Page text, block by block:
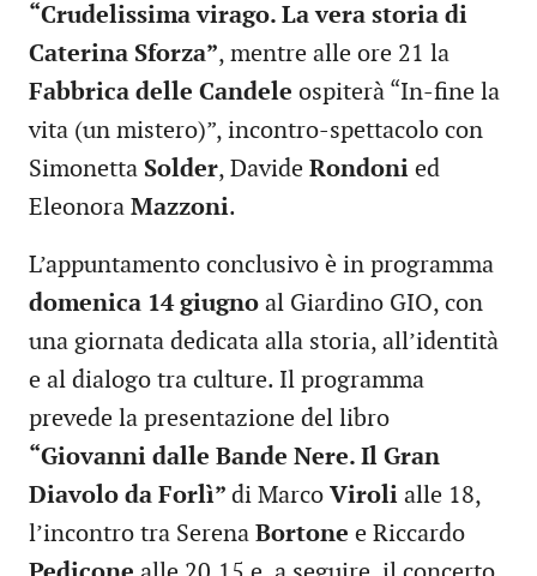
“Crudelissima virago. La vera storia di
Caterina Sforza”, mentre alle ore 21 la
Fabbrica delle Candele ospiterà “In-fine la
vita (un mistero)”, incontro-spettacolo con
Simonetta Solder, Davide Rondoni ed
Eleonora Mazzoni.
L’appuntamento conclusivo è in programma
domenica 14 giugno al Giardino GIO, con
una giornata dedicata alla storia, all’identità
e al dialogo tra culture. Il programma
prevede la presentazione del libro
“Giovanni dalle Bande Nere. Il Gran
Diavolo da Forlì” di Marco Viroli alle 18,
l’incontro tra Serena Bortone e Riccardo